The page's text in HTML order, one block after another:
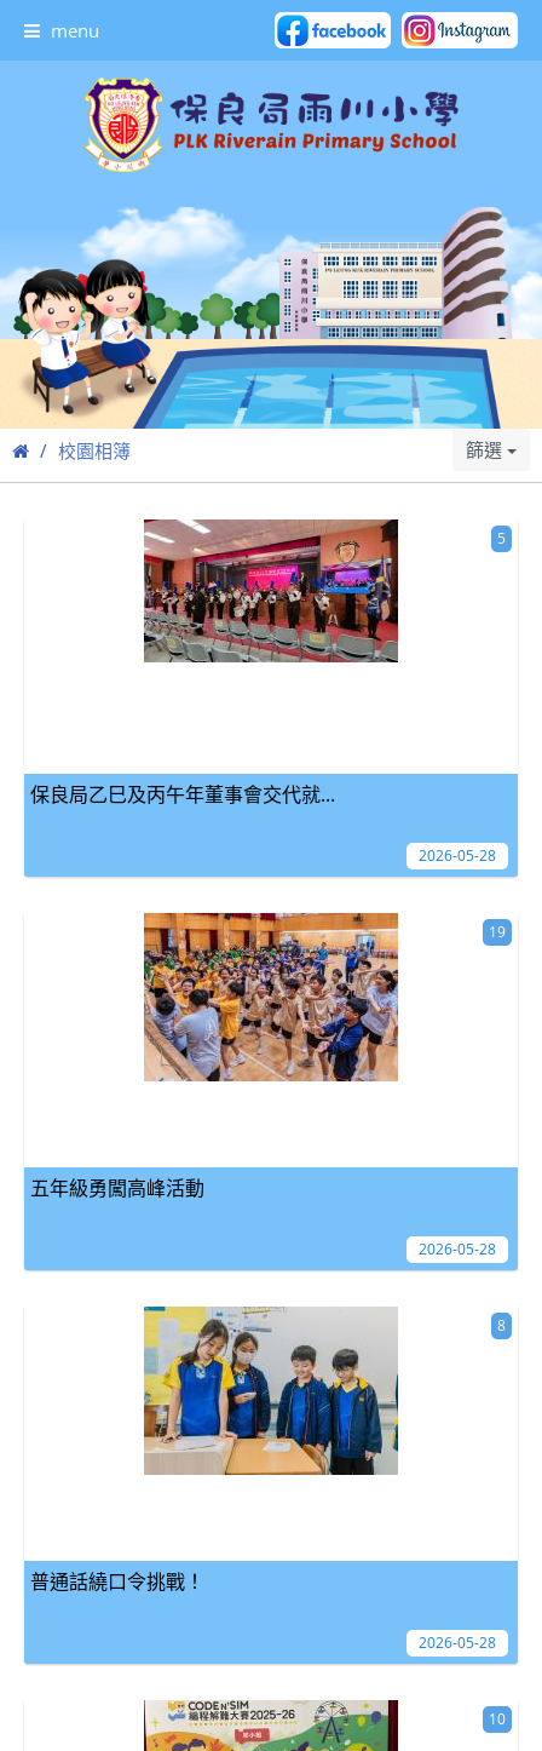
menu
校園相簿 篩選
保良局乙巳及丙午年董事會交代就...
5
2026-05-28
五年級勇闖高峰活動
19
2026-05-28
普通話繞口令挑戰！
8
2026-05-28
10